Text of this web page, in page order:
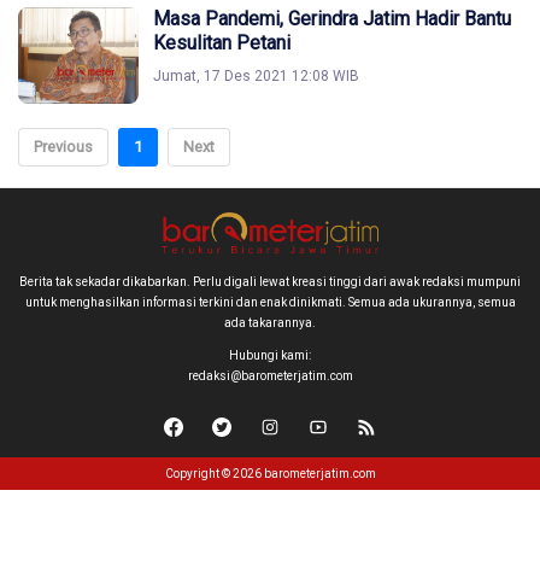
Masa Pandemi, Gerindra Jatim Hadir Bantu
Kesulitan Petani
Jumat, 17 Des 2021 12:08 WIB
Previous 1 Next
Berita tak sekadar dikabarkan. Perlu digali lewat kreasi tinggi dari awak redaksi mumpuni
untuk menghasilkan informasi terkini dan enak dinikmati. Semua ada ukurannya, semua
ada takarannya.
Hubungi kami:
redaksi@barometerjatim.com
Copyright © 2026 barometerjatim.com